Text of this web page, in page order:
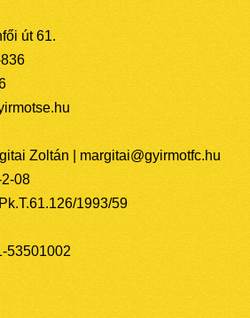
út 61.
Zoltán | margitai@gyirmotfc.hu
08
1993/59
53501002